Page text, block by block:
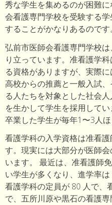
秀な学生を集めるのが困難
会看護専門学校を受験する
することがかなりあるのです。
弘前市医師会看護専門学校
り立っています。准看護学
る資格がありますが、実際に
高校からの推薦と一般入試
る人たちを対象とした社会
を生かして学生を採用して
卒業した学生が毎年1〜3人ほ
看護学科の入学資格は准看
す。現実には大部分が医師
います。 最近は、准看護師
い学生が多くなり、進学率
看護学科の定員が 80 人で、
で、五所川原や黒石の看護専